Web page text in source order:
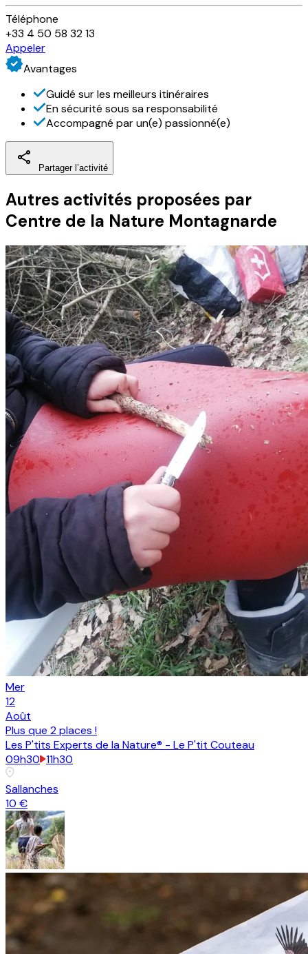
Téléphone
+33 4 50 58 32 13
Appeler
Avantages
Guidé sur les meilleurs itinéraires
En sécurité sous sa responsabilité
Accompagné par un(e) passionné(e)
Partager l’activité
Autres activités proposées par
Centre de la Nature Montagnarde
Mer
12
Août
Plus que 2 places !
Les P'tits Experts de la Nature® - Le P'tit Couteau
09h30 11h30
Sallanches
10 €